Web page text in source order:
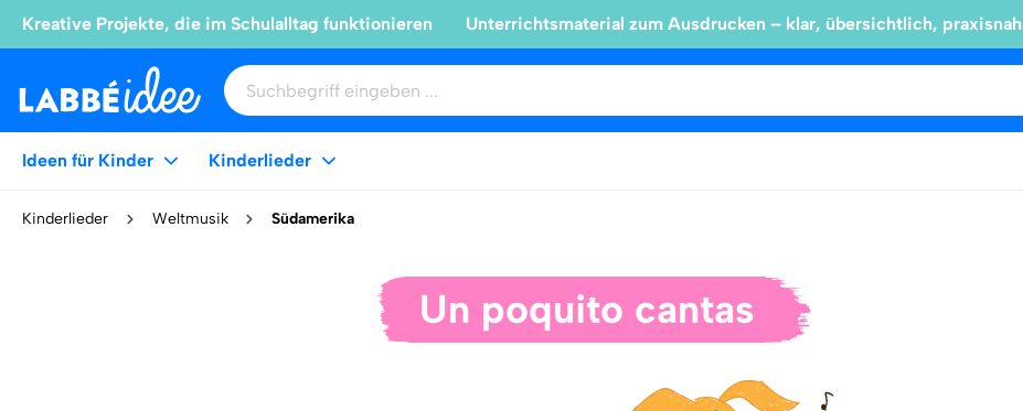
Kreative Projekte, die im Schulalltag funktionieren Unterrichtsmaterial zum Ausdrucken – klar, übersichtlich, praxisnah
Ideen für Kinder Kinderlieder
Kinderlieder Weltmusik Südamerika
Un poquito cantas